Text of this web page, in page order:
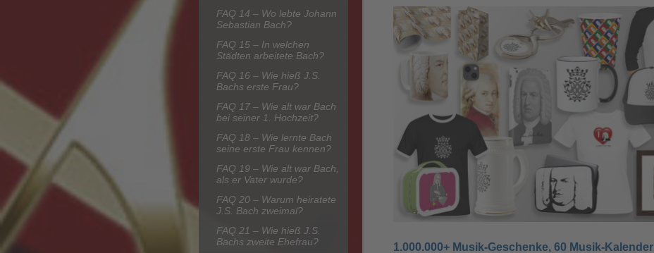
FAQ 14 – Wo lebte Johann
Sebastian Bach?
FAQ 15 – In welchen
Städten arbeitete Bach?
FAQ 16 – Wie hieß J.S.
Bachs erste Frau?
FAQ 17 – Wie alt war Bach
bei seiner 1. Hochzeit?
FAQ 18 – Wie lernte Bach
seine erste Frau kennen?
FAQ 19 – Wie alt war Bach,
als er Vater wurde?
FAQ 20 – Warum heiratete
J.S. Bach zweimal?
FAQ 21 – Wie hieß J.S.
Bachs zweite Ehefrau?
1.000.000+ Musik-Geschenke, 60 Musik-Kalender